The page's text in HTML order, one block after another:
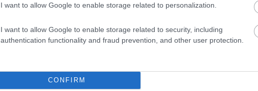
I want to allow Google to enable storage related to personalization.
I want to allow Google to enable storage related to security, including
authentication functionality and fraud prevention, and other user protection.
CONFIRM